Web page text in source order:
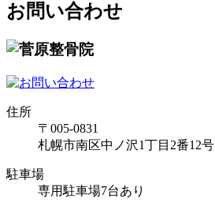
お問い合わせ
住所
〒005-0831
札幌市南区中ノ沢1丁目2番12号
駐車場
専用駐車場7台あり